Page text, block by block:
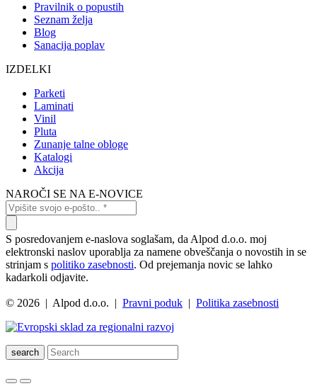
Pravilnik o popustih
Seznam želja
Blog
Sanacija poplav
IZDELKI
Parketi
Laminati
Vinil
Pluta
Zunanje talne obloge
Katalogi
Akcija
NAROČI SE NA E-NOVICE
S posredovanjem e-naslova soglašam, da Alpod d.o.o. moj
elektronski naslov uporablja za namene obveščanja o novostih in se
strinjam s politiko zasebnosti. Od prejemanja novic se lahko
kadarkoli odjavite.
© 2026 | Alpod d.o.o. | Pravni poduk | Politika zasebnosti
search